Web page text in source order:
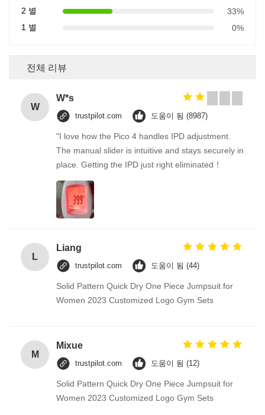
2 별
33%
1 별
0%
전체 리뷰
W
W*s
trustpilot.com 도움이 됨 (8987)
"I love how the Pico 4 handles IPD adjustment.
The manual slider is intuitive and stays securely in
place. Getting the IPD just right eliminated！
L
Liang
trustpilot.com 도움이 됨 (44)
Solid Pattern Quick Dry One Piece Jumpsuit for
Women 2023 Customized Logo Gym Sets
M
Mixue
trustpilot.com 도움이 됨 (12)
Solid Pattern Quick Dry One Piece Jumpsuit for
Women 2023 Customized Logo Gym Sets